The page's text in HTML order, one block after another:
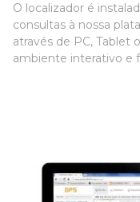
O localizador é
consultas à nossa
através de PC, Tablet
ambiente interativo e